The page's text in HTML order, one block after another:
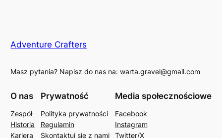
Adventure Crafters
Masz pytania? Napisz do nas na: warta.gravel@gmail.com
O nas
Zespół
Historia
Kariera
Prywatność
Polityka prywatności
Regulamin
Skontaktuj się z nami
Media społecznościowe
Facebook
Instagram
Twitter/X